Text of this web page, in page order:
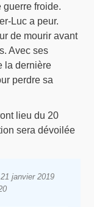
froide.
Luc a peur.
de mourir avant
Avec ses
la dernière
perdre sa
lieu du 20
sera dévoilée
janvier 2019